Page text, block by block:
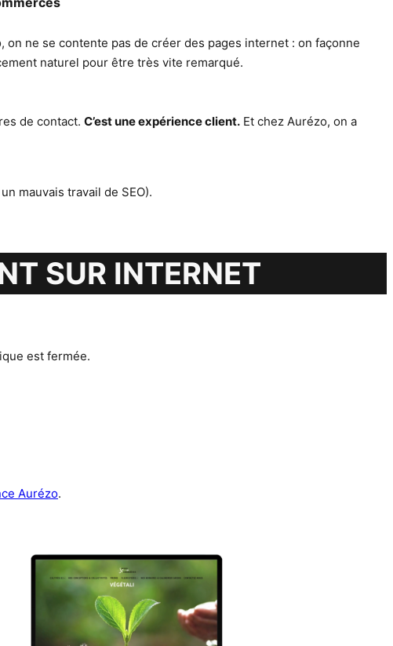
ne se contente pas de créer des pages internet : on façonne
naturel pour être très vite remarqué.
de contact. C’est une expérience client. Et chez Aurézo, on a
mauvais travail de SEO).
SUR INTERNET
est fermée.
Aurézo.